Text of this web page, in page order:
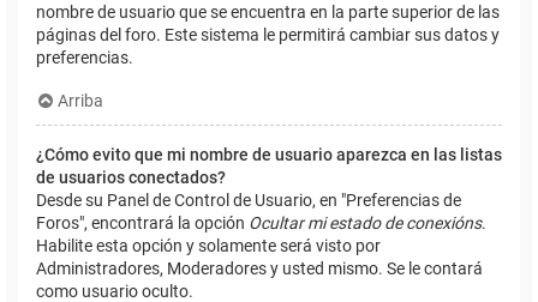
nombre de usuario que se encuentra en la parte superior de las
páginas del foro. Este sistema le permitirá cambiar sus datos y
preferencias.
Arriba
¿Cómo evito que mi nombre de usuario aparezca en las listas
de usuarios conectados?
Desde su Panel de Control de Usuario, en "Preferencias de
Foros", encontrará la opción Ocultar mi estado de conexións.
Habilite esta opción y solamente será visto por
Administradores, Moderadores y usted mismo. Se le contará
como usuario oculto.